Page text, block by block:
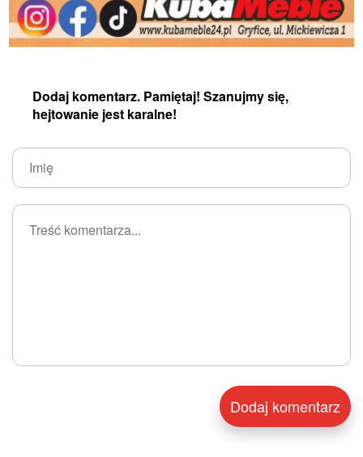
Dodaj komentarz. Pamiętaj! Szanujmy się,
hejtowanie jest karalne!